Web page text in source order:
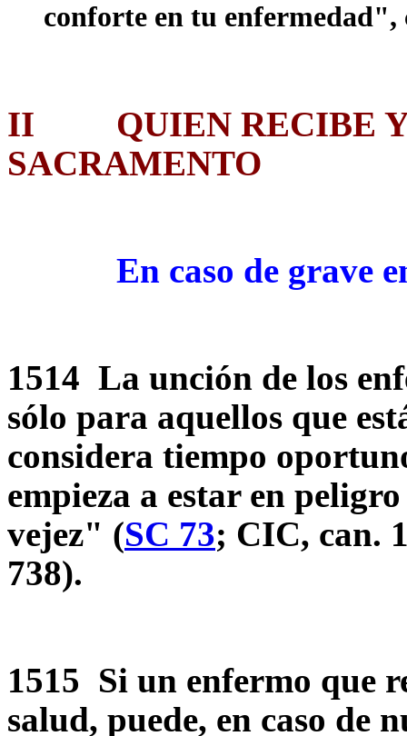
conforte en tu enfermedad",
II QUIEN RECIBE
SACRAMENTO
En caso de grave
1514 La unción de los
sólo para aquellos que
considera tiempo
empieza a estar en
vejez" (SC 73; CIC, can.
738).
1515 Si un enfermo que
salud, puede, en caso de